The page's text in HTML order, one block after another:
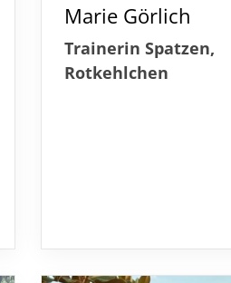
Marie Görlich
Trainerin Spatzen,
Rotkehlchen